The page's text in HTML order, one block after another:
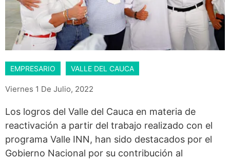
EMPRESARIO VALLE DEL CAUCA
Viernes 1 De Julio, 2022
Los logros del Valle del Cauca en materia de
reactivación a partir del trabajo realizado con el
programa Valle INN, han sido destacados por el
Gobierno Nacional por su contribución al